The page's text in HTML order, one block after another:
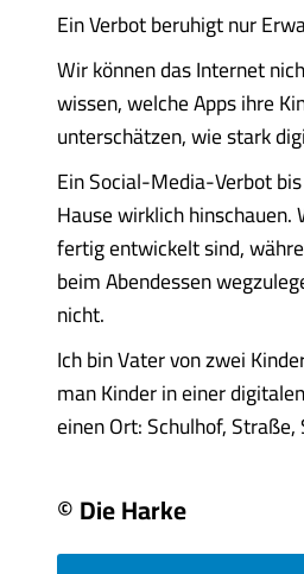
Ein Verbot beruhigt nur
Wir können das Internet
wissen, welche Apps ihre
unterschätzen, wie stark
Ein Social-Media-Verbot
Hause wirklich
fertig entwickelt sind,
beim Abendessen
nicht.
Ich bin Vater von zwei
man Kinder in einer
einen Ort: Schulhof,
© Die Harke